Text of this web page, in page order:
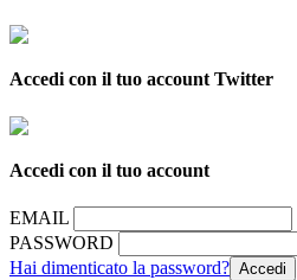
Accedi con il tuo account Twitter
Accedi con il tuo account
EMAIL
PASSWORD
Hai dimenticato la password?